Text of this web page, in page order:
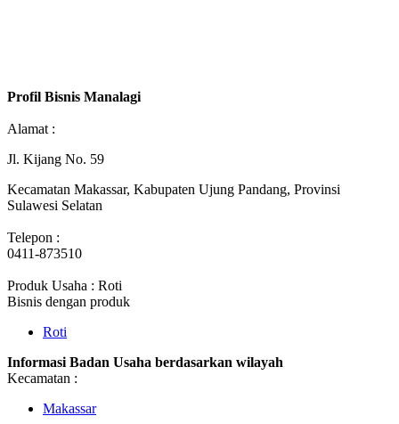
Profil Bisnis Manalagi
Alamat :
Jl. Kijang No. 59
Kecamatan Makassar, Kabupaten Ujung Pandang, Provinsi
Sulawesi Selatan
Telepon :
0411-873510
Produk Usaha : Roti
Bisnis dengan produk
Roti
Informasi Badan Usaha berdasarkan wilayah
Kecamatan :
Makassar